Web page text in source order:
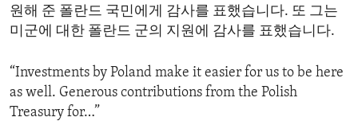
원해 준 폴란드 국민에게 감사를 표했습니다. 또 그는
미군에 대한 폴란드 군의 지원에 감사를 표했습니다.
“Investments by Poland make it easier for us to be here
as well. Generous contributions from the Polish
Treasury for…”